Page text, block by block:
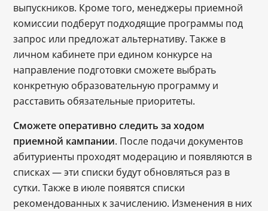
выпускников. Кроме того, менеджеры приемной
комиссии подберут подходящие программы под
запрос или предложат альтернативу. Также в
личном кабинете при едином конкурсе на
направление подготовки сможете выбрать
конкретную образовательную программу и
расставить обязательные приоритеты.
Сможете оперативно следить за ходом
приемной кампании. После подачи документов
абитуриенты проходят модерацию и появляются в
списках ― эти списки будут обновляться раз в
сутки. Также в июле появятся списки
рекомендованных к зачислению. Изменения в них